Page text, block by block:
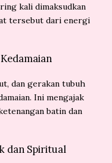
kali dimaksudkan
tersebut dari energi
dan gerakan tubuh
Ini mengajak
batin dan
dan Spiritual